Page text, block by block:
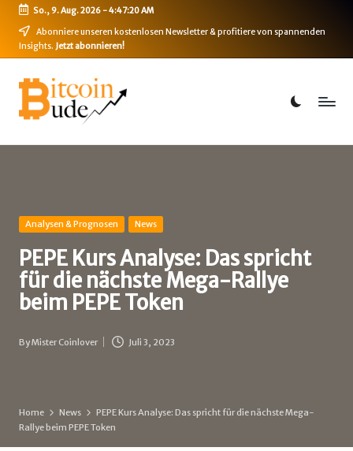
Skip
So., 9. Aug. 2026-4:47:20 AM
Abonniere unseren kostenlosen Newsletter & profitiere von spannenden
Insights. Jetzt abonnieren!
B
i
t
i
n
-
B
u
Bitcoin,
Ethereum,
DeFi
Posted
Analysen & Prognosen News
PEPE Kurs Analyse: Das spricht
für die nächste Mega-Rallye
beim PEPE Token
Posted
ByMister Coinlover Juli 3, 2023
Home News
PEPE Kurs Analyse: Das spricht für die nächste Mega-
Rallye beim PEPE Token